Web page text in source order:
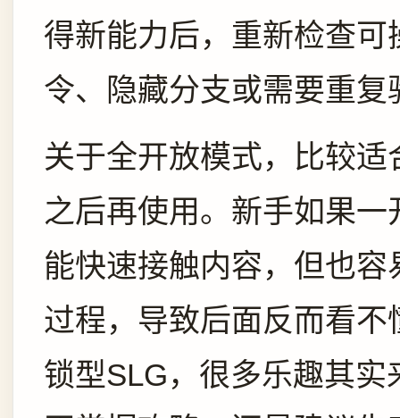
得新能力后，重新检查
令、隐藏分支或需要重
关于全开放模式，比较
之后再使用。新手如果
能快速接触内容，但也
过程，导致后面反而看
锁型SLG，很多乐趣其